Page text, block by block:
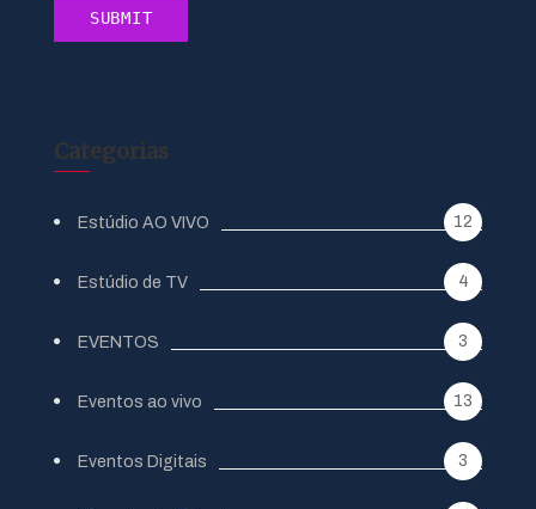
Categorias
Estúdio AO VIVO 12
Estúdio de TV 4
EVENTOS 3
Eventos ao vivo 13
Eventos Digitais 3